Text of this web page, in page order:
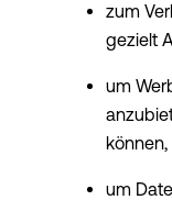
zum
gezielt
um
um